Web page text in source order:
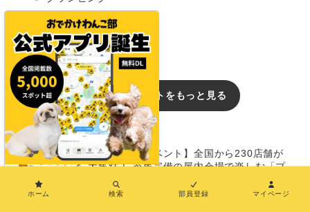
同室宿泊OK
部屋食プランあり
犬種条件: 要問い合わせ
おでかけレポートをもっと見る
イベント
【群馬/犬のイベント】全国から230店舗が
大集結！ 冷房完備の屋内会場で楽しむ「プ
レミアムドッグフェスタ in Gメッセ群馬」
（Gメッセ群馬 屋内展示場）8/15〜16
ホーム 検索 部員登録 マイページ